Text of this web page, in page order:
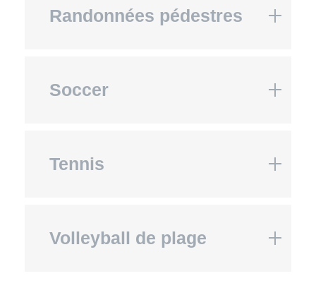
Randonnées pédestres
Soccer
Tennis
Volleyball de plage